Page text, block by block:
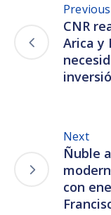
Previous
CNR
Arica y
Next
Ñuble
con